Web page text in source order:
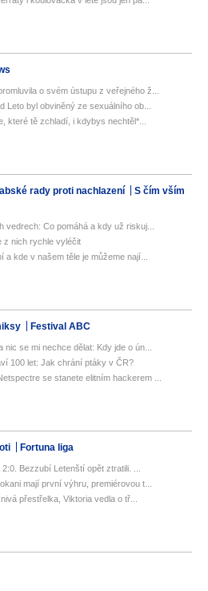
o svém ústupu z veřejného ž...
byl obviněný ze sexuálního ob...
které tě zchladí, i kdybys nechtěl*...
rady proti nachlazení
S čím vším
Co pomáhá a kdy už riskuj...
z nich rychle vyléčit
kde v našem těle je můžeme nají...
Festival ABC
se mi nechce dělat: Kdy jde o ún...
100 let: Jak chrání ptáky v ČR?
se stanete elitním hackerem ...
Fortuna liga
Bezzubí Letenští opět ztratili. ...
mají první výhru, premiérovou t...
přestřelka, Viktoria vedla o tř...